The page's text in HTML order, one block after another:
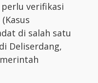
verifikasi
di salah satu
Deliserdang,